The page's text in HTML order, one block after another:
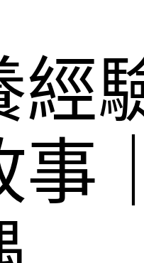
經
事